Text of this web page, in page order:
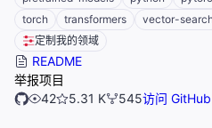
torch
transformers vector-
定制我的领域
README
举报项目
42
5.31 K 545访问 GitHub